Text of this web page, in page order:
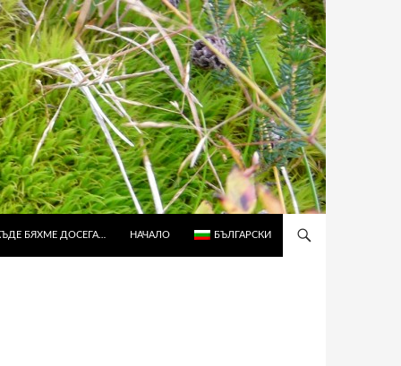
БЯХМЕ ДОСЕГА… НАЧАЛО БЪЛГАРСКИ